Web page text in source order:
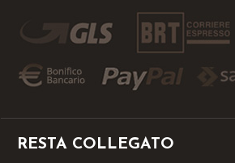
RESTA COLLEGATO